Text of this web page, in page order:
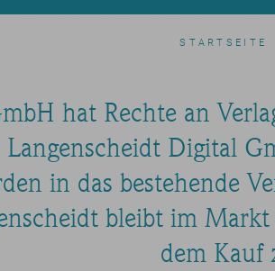
STARTSEITE
hat Rechte an
Digital
in das bestehende
bleibt im
dem Kauf